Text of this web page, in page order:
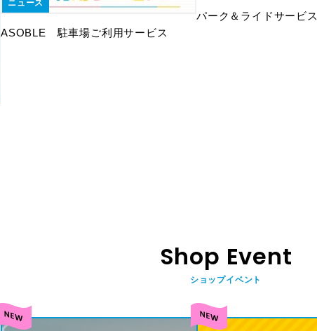
ニュース
ASOBLE 駐車場ご利用サービス
パーク＆ライドサービス
Shop Event
ショップイベント